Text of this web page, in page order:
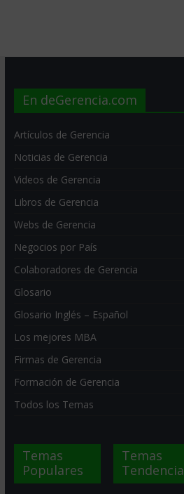
En deGerencia.com
Artículos de Gerencia
Noticias de Gerencia
Videos de Gerencia
Libros de Gerencia
Webs de Gerencia
Negocios por País
Colaboradores de Gerencia
Glosario
Glosario Inglés – Español
Los mejores MBA
Firmas de Gerencia
Formación de Gerencia
Todos los Temas
Temas
Populares
Temas
Tendencia